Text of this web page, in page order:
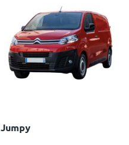
Jumpy